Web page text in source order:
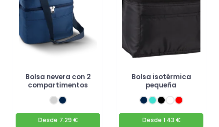
Bolsa nevera con 2
compartimentos
Desde 7.29 €
Bolsa isotérmica
pequeña
Desde 1.43 €